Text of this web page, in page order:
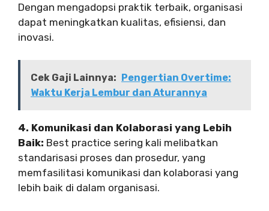
Dengan mengadopsi praktik terbaik, organisasi
dapat meningkatkan kualitas, efisiensi, dan
inovasi.
Cek Gaji Lainnya: Pengertian Overtime:
Waktu Kerja Lembur dan Aturannya
4. Komunikasi dan Kolaborasi yang Lebih
Baik: Best practice sering kali melibatkan
standarisasi proses dan prosedur, yang
memfasilitasi komunikasi dan kolaborasi yang
lebih baik di dalam organisasi.